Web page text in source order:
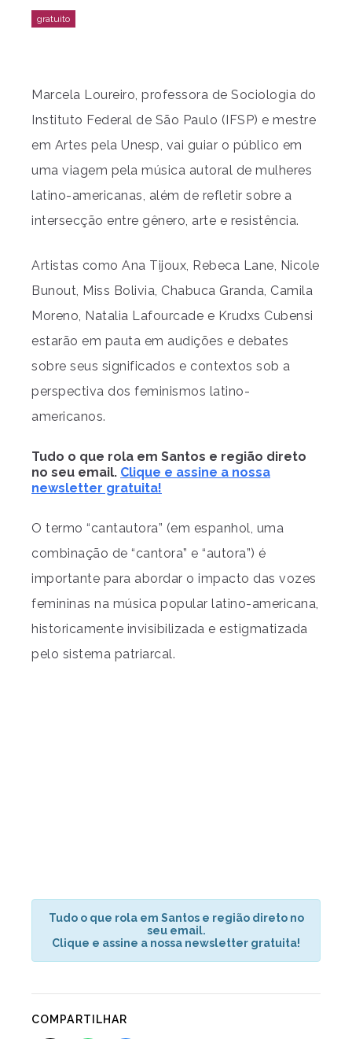
Marcela Loureiro, professora de Sociologia do
Instituto Federal de São Paulo (IFSP) e mestre
em Artes pela Unesp, vai guiar o público em
uma viagem pela música autoral de mulheres
latino-americanas, além de refletir sobre a
intersecção entre gênero, arte e resistência.
Artistas como Ana Tijoux, Rebeca Lane, Nicole
Bunout, Miss Bolivia, Chabuca Granda, Camila
Moreno, Natalia Lafourcade e Krudxs Cubensi
estarão em pauta em audições e debates
sobre seus significados e contextos sob a
perspectiva dos feminismos latino-
americanos.
Tudo o que rola em Santos e região direto
no seu email. Clique e assine a nossa
newsletter gratuita!
O termo “cantautora” (em espanhol, uma
combinação de “cantora” e “autora”) é
importante para abordar o impacto das vozes
femininas na música popular latino-americana,
historicamente invisibilizada e estigmatizada
pelo sistema patriarcal.
Tudo o que rola em Santos e região direto no
seu email.
Clique e assine a nossa newsletter gratuita!
COMPARTILHAR